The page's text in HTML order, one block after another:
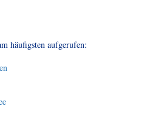
häufigsten aufgerufen: